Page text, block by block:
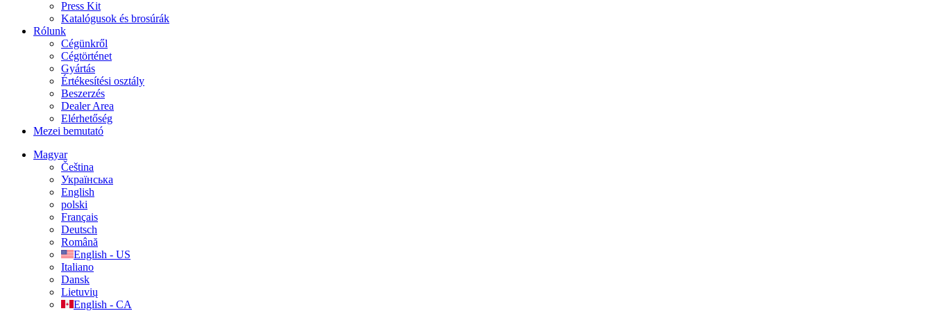
Press Kit
Katalógusok és brosúrák
Rólunk
Cégünkről
Cégtörténet
Gyártás
Értékesítési osztály
Beszerzés
Dealer Area
Elérhetőség
Mezei bemutató
Magyar
Čeština
Українська
English
polski
Français
Deutsch
Română
English - US
Italiano
Dansk
Lietuvių
English - CA